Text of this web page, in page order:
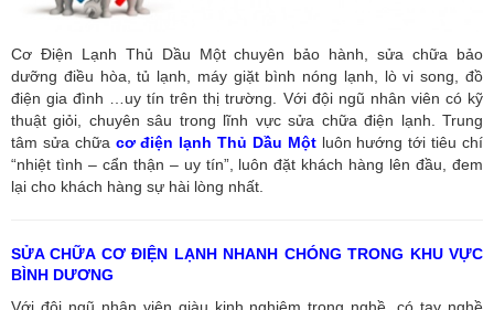
Cơ Điện Lạnh Thủ Dầu Một chuyên bảo hành, sửa chữa bảo
dưỡng điều hòa, tủ lạnh, máy giặt bình nóng lạnh, lò vi song, đồ
điện gia đình …uy tín trên thị trường. Với đội ngũ nhân viên có kỹ
thuật giỏi, chuyên sâu trong lĩnh vực sửa chữa điện lạnh. Trung
tâm sửa chữa cơ điện lạnh Thủ Dầu Mộtluôn hướng tới tiêu chí
“nhiệt tình – cẩn thận – uy tín”, luôn đặt khách hàng lên đầu, đem
lại cho khách hàng sự hài lòng nhất.
SỬA CHỮA CƠ ĐIỆN LẠNH NHANH CHÓNG TRONG KHU VỰC
BÌNH DƯƠNG